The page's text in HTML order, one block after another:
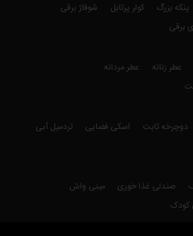
پنکه بزرگ کولر پرتابل
شوفاژ برقی
برقی
عطر زنانه
عطر مردانه
دوچرخه ثابت اسکی فضایی
تردمیل آبی
صندلی غذا خوری
مینی واش
کودک